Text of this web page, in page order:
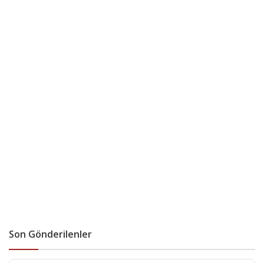
Son Gönderilenler